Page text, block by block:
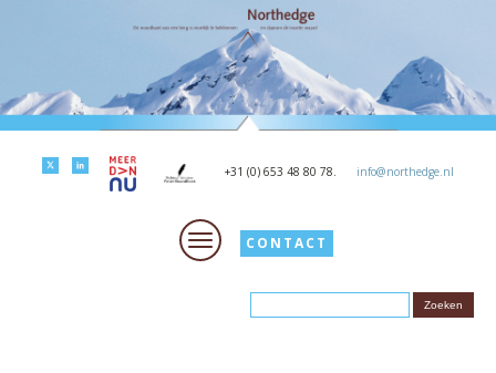
+31 (0) 653 48 80 78. info@northedge.nl
CONTACT